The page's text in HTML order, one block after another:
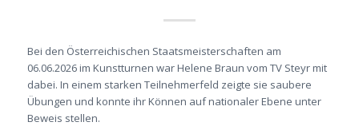
Bei den Österreichischen Staatsmeisterschaften am
06.06.2026 im Kunstturnen war Helene Braun vom TV Steyr mit
dabei. In einem starken Teilnehmerfeld zeigte sie saubere
Übungen und konnte ihr Können auf nationaler Ebene unter
Beweis stellen.